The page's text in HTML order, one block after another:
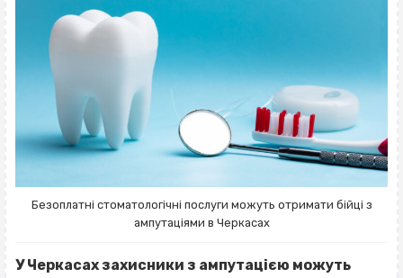
Безоплатні стоматологічні послуги можуть отримати бійці з
ампутаціями в Черкасах
У Черкасах захисники з ампутацією можуть